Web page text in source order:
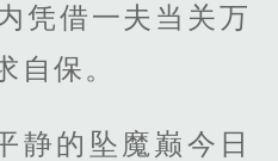
凭借一夫当关万
自保。
静的坠魔巅今日